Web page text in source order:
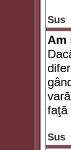
Sus
Am
faţă
Sus